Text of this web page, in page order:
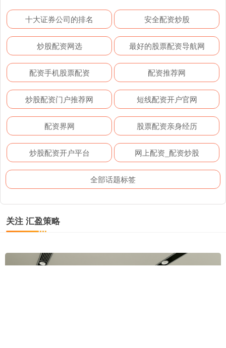
十大证券公司的排名 安全配资炒股
炒股配资网选 最好的股票配资导航网
配资手机股票配资 配资推荐网
炒股配资门户推荐网 短线配资开户官网
配资界网 股票配资亲身经历
炒股配资开户平台 网上配资_配资炒股
全部话题标签
关注 汇盈策略